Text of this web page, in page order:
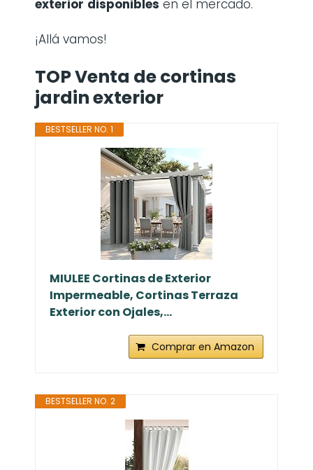
exterior disponibles en el mercado.
¡Allá vamos!
TOP Venta de cortinas
jardin exterior
BESTSELLER NO. 1
MIULEE Cortinas de Exterior
Impermeable, Cortinas Terraza
Exterior con Ojales,...
Comprar en Amazon
BESTSELLER NO. 2